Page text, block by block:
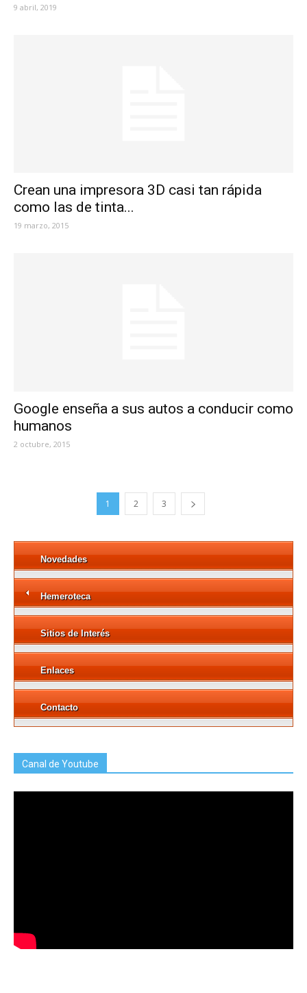
9 abril, 2019
Crean una impresora 3D casi tan rápida
como las de tinta...
19 marzo, 2015
Google enseña a sus autos a conducir como
humanos
2 octubre, 2015
1 2 3
Novedades
Hemeroteca
Sitios de Interés
Enlaces
Contacto
Canal de Youtube